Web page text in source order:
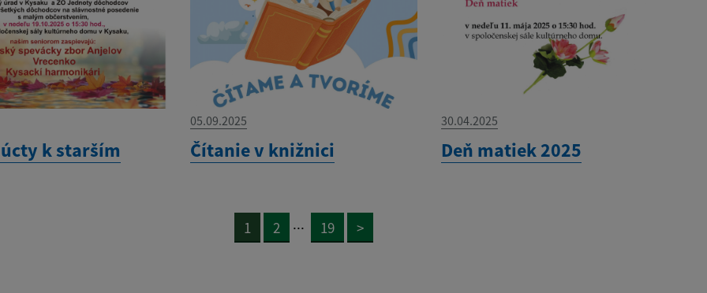
k starším
05.09.2025
Čítanie v knižnici
30.04.2025
Deň matiek 2025
1 2 ... 19 >